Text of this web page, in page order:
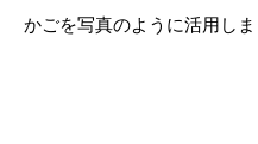
かごを写真のように活用しま